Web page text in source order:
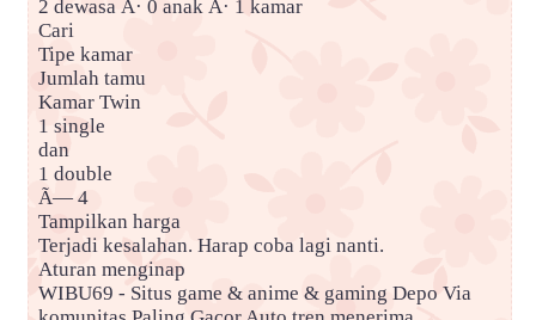
2 dewasa Â· 0 anak Â· 1 kamar
Cari
Tipe kamar
Jumlah tamu
Kamar Twin
1 single
dan
1 double
Ã— 4
Tampilkan harga
Terjadi kesalahan. Harap coba lagi nanti.
Aturan menginap
WIBU69 - Situs game & anime & gaming Depo Via